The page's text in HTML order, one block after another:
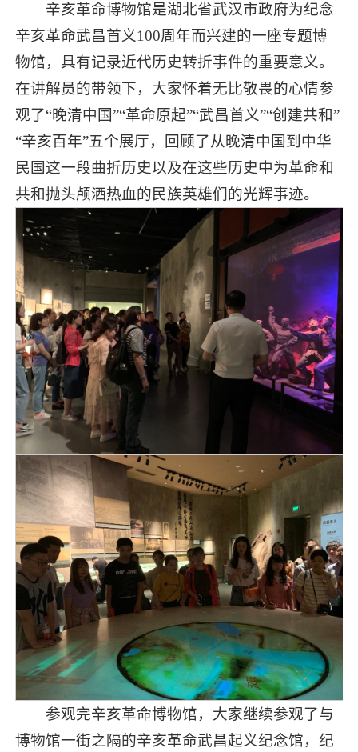
辛亥革命博物馆是湖北省武汉市政府为纪念
辛亥革命武昌首义100周年而兴建的一座专题博
物馆，具有记录近代历史转折事件的重要意义。
在讲解员的带领下，大家怀着无比敬畏的心情参
观了“晚清中国”“革命原起”“武昌首义”“创建共和”
“辛亥百年”五个展厅，回顾了从晚清中国到中华
民国这一段曲折历史以及在这些历史中为革命和
共和抛头颅洒热血的民族英雄们的光辉事迹。
参观完辛亥革命博物馆，大家继续参观了与
博物馆一街之隔的辛亥革命武昌起义纪念馆，纪